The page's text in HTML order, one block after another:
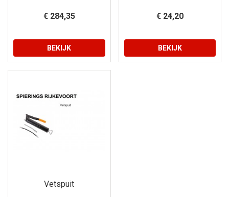
€ 284,35
BEKIJK
€ 24,20
BEKIJK
Vetspuit